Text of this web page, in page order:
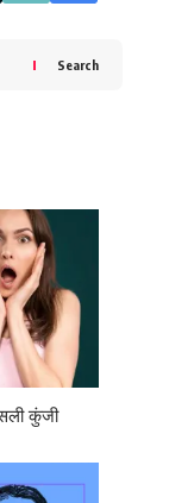
Search
कुंजी